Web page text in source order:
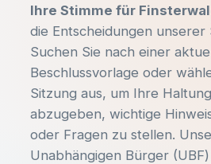
Ihre Stimme für
die Entscheidungen unserer
Suchen Sie nach einer
Beschlussvorlage oder
Sitzung aus, um Ihre
abzugeben, wichtige
oder Fragen zu stellen.
Unabhängigen Bürger
Beschreibung:
-
Unterlagen
Themen hast oder
lokales Problem
melde dich
E-MAIL
info@ub-